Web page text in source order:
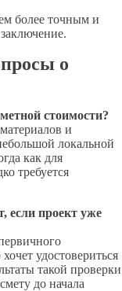
более точным и
о
стоимости?
и
локальной
как для
требуется
если проект уже
удостовериться
такой проверки
до начала